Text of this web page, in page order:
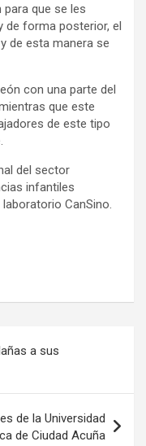
que se les
de forma posterior, el
de esta manera se
con una parte del
que este
de este tipo
del sector
infantiles
CanSino.
a sus
de la Universidad
de Ciudad Acuña